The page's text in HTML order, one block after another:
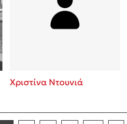
Χριστίνα Ντουνιά